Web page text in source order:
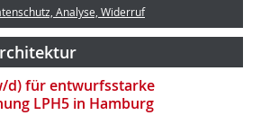
Analyse, Widerruf
d) für entwurfsstarke
LPH5 in Hamburg